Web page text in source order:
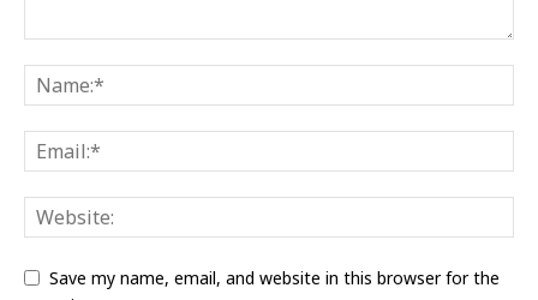
Save my name, email, and website in this browser for the